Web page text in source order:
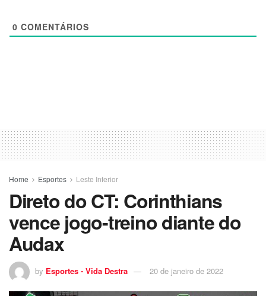
0 COMENTÁRIOS
Home Esportes Leste Inferior
Direto do CT: Corinthians
vence jogo-treino diante do
Audax
by Esportes - Vida Destra 20 de janeiro de 2022